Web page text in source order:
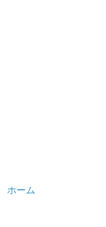
ホーム